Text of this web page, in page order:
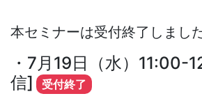
本セミナーは受付終了しました
・7月19日（水）11:00-
信]
受付終了